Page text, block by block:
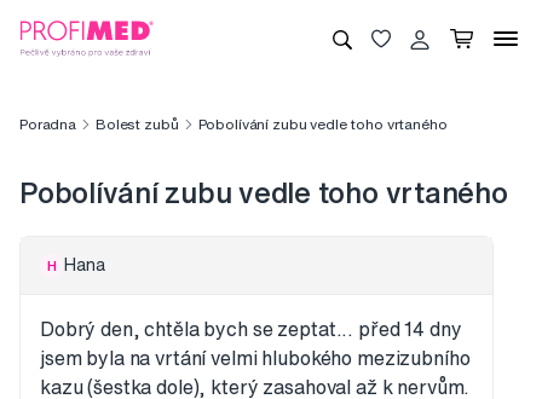
Poradna Bolest zubů Pobolívání zubu vedle toho vrtaného
Pobolívání zubu vedle toho vrtaného
H Hana
Dobrý den, chtěla bych se zeptat... před 14 dny
jsem byla na vrtání velmi hlubokého mezizubního
kazu (šestka dole), který zasahoval až k nervům.